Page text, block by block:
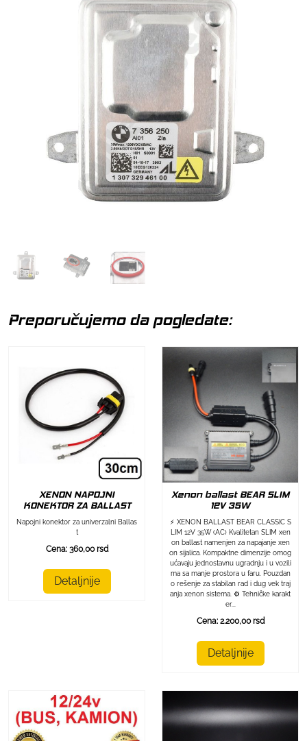
Preporučujemo da pogledate:
XENON NAPOJNI
KONEKTOR ZA BALLAST
Napojni konektor za univerzalni Ballas
t
Cena: 360,00 rsd
Detaljnije
Xenon ballast BEAR SLIM
12V 35W
⚡ XENON BALLAST BEAR CLASSIC S
LIM 12V 35W (AC) Kvalitetan SLIM xen
on ballast namenjen za napajanje xen
on sijalica. Kompaktne dimenzije omog
ućavaju jednostavnu ugradnju i u vozili
ma sa manje prostora u faru. Pouzdan
o rešenje za stabilan rad i dug vek traj
anja xenon sistema. ⚙️ Tehničke karakt
er...
Cena: 2.200,00 rsd
Detaljnije